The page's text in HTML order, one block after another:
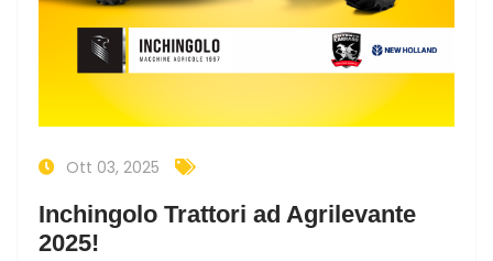
Ott 03, 2025
Inchingolo Trattori ad Agrilevante
2025!